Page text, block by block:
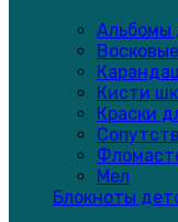
Альбомы
Кисти
Краски
Мел
Блокноты